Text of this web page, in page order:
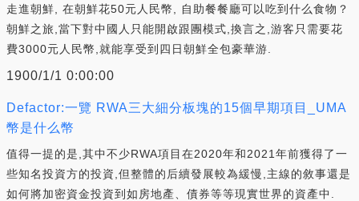
走進朝鮮, 在朝鮮花50元人民幣, 自助餐餐廳可以吃到什么食物？
朝鮮之旅,當下對中國人只能開啟跟團模式,換言之,游客只需要花
費3000元人民幣,就能享受到四日朝鮮全包豪華游.
1900/1/1 0:00:00
Defactor:一覽 RWA三大細分板塊的15個早期項目_UMA
幣是什么幣
值得一提的是,其中不少RWA項目在2020年和2021年前獲得了一
些知名投資方的投資,但整體的后續發展較為緩慢,主線的敘事還是
如何將加密資金投資到如房地產、債券等等現實世界的資產中.